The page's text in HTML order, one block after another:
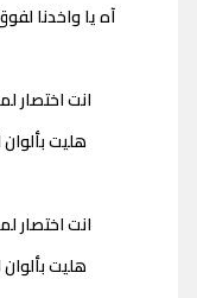
آه یا واخدنا
انت اختصار
هليت
انت اختصار
هليت